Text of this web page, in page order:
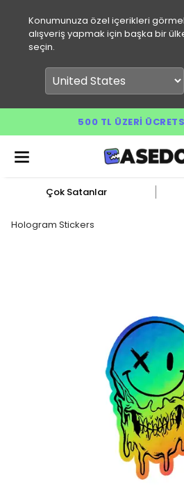
Konumunuza özel içerikleri
alışveriş yapmak için başka bir
seçin.
500 TL ÜZERI
Çok Satanlar
Hologram Stickers